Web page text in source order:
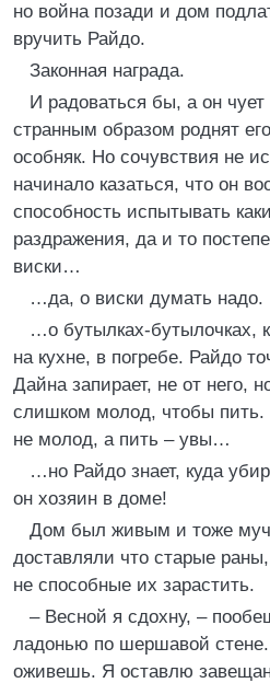
но война позади и дом
вручить Райдо.
Законная награда.
И радоваться бы, а он
странным образом роднят
особняк. Но сочувствия не
начинало казаться, что он
способность испытывать
раздражения, да и то
виски…
…да, о виски думать надо.
…о бутылках-бутылочках,
на кухне, в погребе. Райдо
Дайна запирает, не от него,
слишком молод, чтобы
не молод, а пить – увы…
…но Райдо знает, куда
он хозяин в доме!
Дом был живым и тоже
доставляли что старые
не способные их зарастить.
– Весной я сдохну, –
ладонью по шершавой
оживешь. Я оставлю